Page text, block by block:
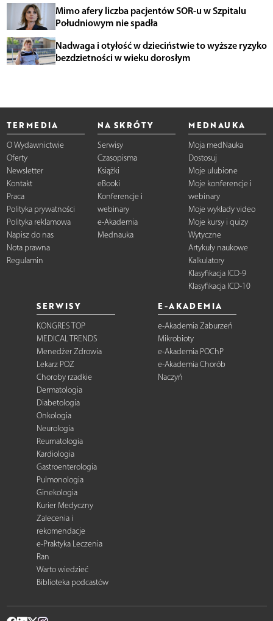
Mimo afery liczba pacjentów SOR-u w Szpitalu
Południowym nie spadła
Nadwaga i otyłość w dzieciństwie to wyższe ryzyko
bezdzietności w wieku dorosłym
TERMEDIA
O Wydawnictwie
Oferty
Newsletter
Kontakt
Praca
Polityka prywatności
Polityka reklamowa
Napisz do nas
Nota prawna
Regulamin
NA SKRÓTY
Serwisy
Czasopisma
Książki
eBooki
Konferencje i
webinary
e-Akademia
Mednauka
MEDNAUKA
Moja medNauka
Dostosuj
Moje ulubione
Moje konferencje i
webinary
Moje wykłady video
Moje kursy i quizy
Wytyczne
Artykuły naukowe
Kalkulatory
Klasyfikacja ICD-9
Klasyfikacja ICD-10
SERWISY
KONGRES TOP
MEDICAL TRENDS
Menedżer Zdrowia
Lekarz POZ
Choroby rzadkie
Dermatologia
Diabetologia
Onkologia
Neurologia
Reumatologia
Kardiologia
Gastroenterologia
Pulmonologia
Ginekologia
Kurier Medyczny
Zalecenia i
rekomendacje
e-Praktyka Leczenia
Ran
Warto wiedzieć
Biblioteka podcastów
E-AKADEMIA
e-Akademia Zaburzeń
Mikrobioty
e-Akademia POChP
e-Akademia Chorób
Naczyń